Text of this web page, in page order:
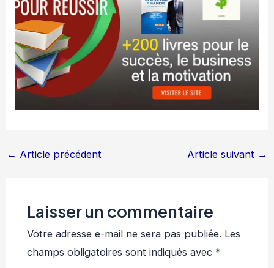
← Article précédent Article suivant →
Laisser un commentaire
Votre adresse e-mail ne sera pas publiée. Les
champs obligatoires sont indiqués avec *